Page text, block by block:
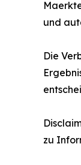
und
Die
zu